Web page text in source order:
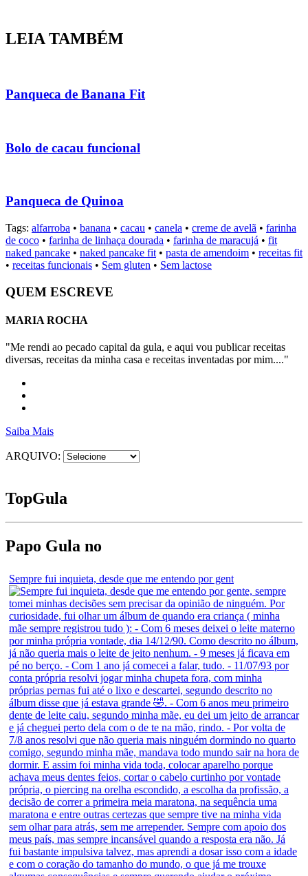
LEIA TAMBÉM
Panqueca de Banana Fit
Bolo de cacau funcional
Panqueca de Quinoa
Tags: alfarroba • banana • cacau • canela • creme de avelã • farinha
de coco • farinha de linhaça dourada • farinha de maracujá • fit
naked pancake • naked pancake fit • pasta de amendoim • receitas fit
• receitas funcionais • Sem gluten • Sem lactose
QUEM ESCREVE
MARIA ROCHA
"Me rendi ao pecado capital da gula, e aqui vou publicar receitas
diversas, receitas da minha casa e receitas inventadas por mim...."
Saiba Mais
ARQUIVO:
TopGula
Papo Gula no
Sempre fui inquieta, desde que me entendo por gent